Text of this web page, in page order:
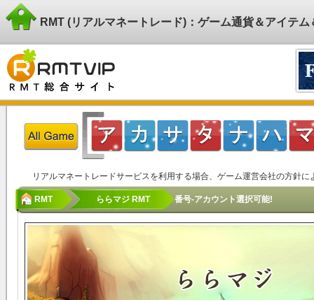
RMT (リアルマネートレード)：ゲーム通貨＆アイテ
リアルマネートレードサービスを利用する場合、ゲーム運営会社の方針
RMT ららマジ RMT 番号-アカウント選択可能!